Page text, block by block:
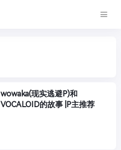
wowaka(现实逃避P)和
VOCALOID的故事 |P主推荐